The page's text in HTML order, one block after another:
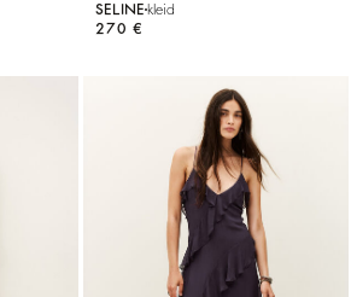
SELINE kleid
270 €